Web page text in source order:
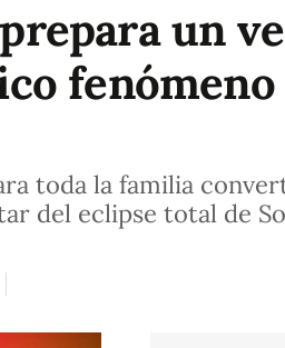
un
fenómeno
toda la familia
del eclipse total de